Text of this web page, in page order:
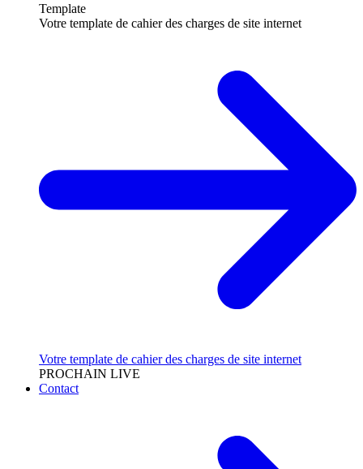
Template
Votre template de cahier des charges de site internet
Votre template de cahier des charges de site internet
PROCHAIN LIVE
Contact